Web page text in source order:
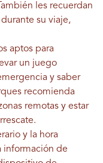
les recuerdan
su viaje,
aptos para
un juego
y saber
recomienda
remotas y estar
y la hora
información de